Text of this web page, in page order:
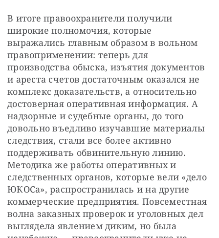
В итоге правоохранители получили
широкие полномочия, которые
выражались главным образом в вольном
правоприменении: теперь для
производства обыска, изъятия документов
и ареста счетов достаточным оказался не
комплекс доказательств, а относительно
достоверная оперативная информация. А
надзорные и судебные органы, до того
довольно въедливо изучавшие материалы
следствия, стали все более активно
поддерживать обвинительную линию.
Методика же работы оперативных и
следственных органов, которые вели «дело
ЮКОСа», распространилась и на другие
коммерческие предприятия. Повсеместная
волна заказных проверок и уголовных дел
выглядела явлением диким, но была